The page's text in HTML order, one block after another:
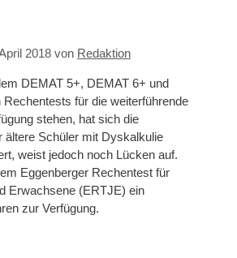
2018 von Redaktion
DEMAT 5+, DEMAT 6+ und
Rechentests für die weiterführende
stehen, hat sich die
ältere Schüler mit Dyskalkulie
weist jedoch noch Lücken auf.
Eggenberger Rechentest für
Erwachsene (ERTJE) ein
zur Verfügung.